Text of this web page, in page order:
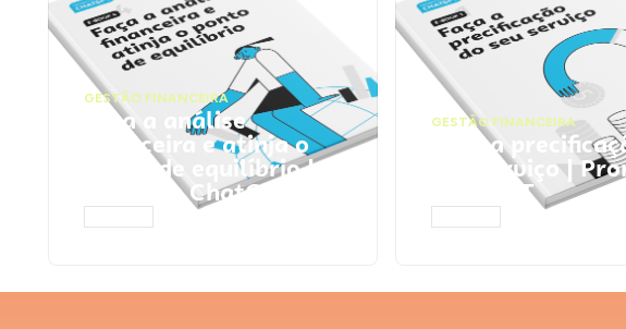
GESTÃO FINANCEIRA
Faça a análise
financeira e atinja o
ponto de equilíbrio |
Prompts ChatGPT
GESTÃO FINANCEIRA
Faça a
seu serviço |
ChatGPT